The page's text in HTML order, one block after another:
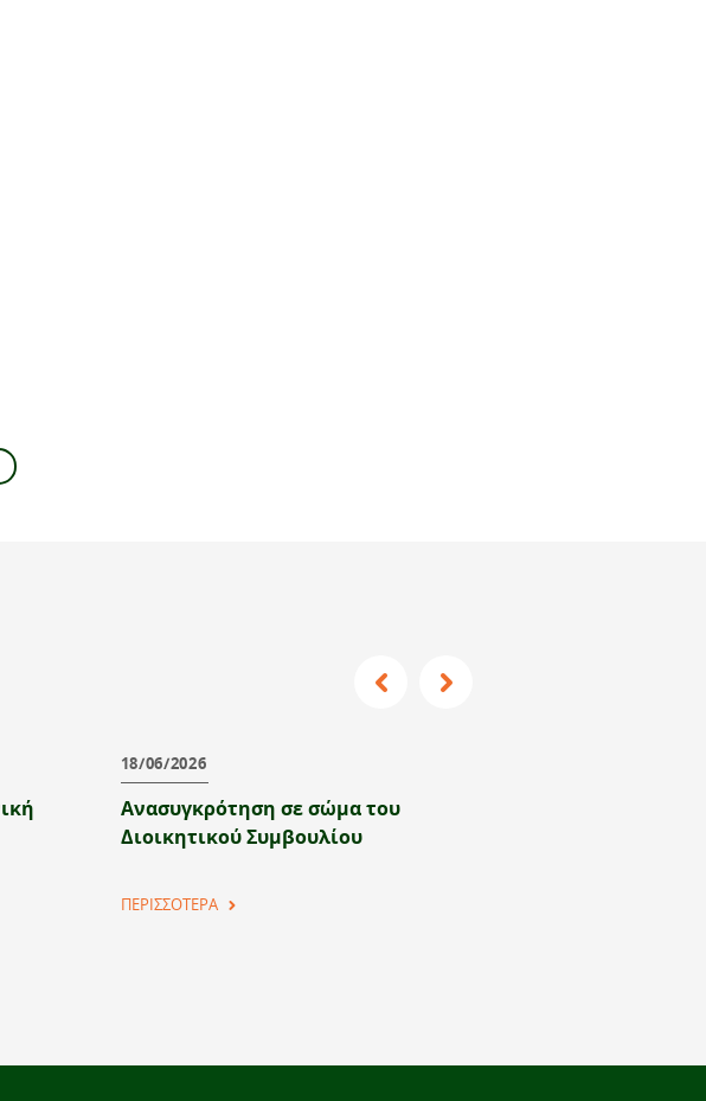
Previous
18/06/2026
Ανασυγκρότηση σε σώμα του
Διοικητικού Συμβουλίου
ΠΕΡΙΣΣΟΤΕΡΑ
Next